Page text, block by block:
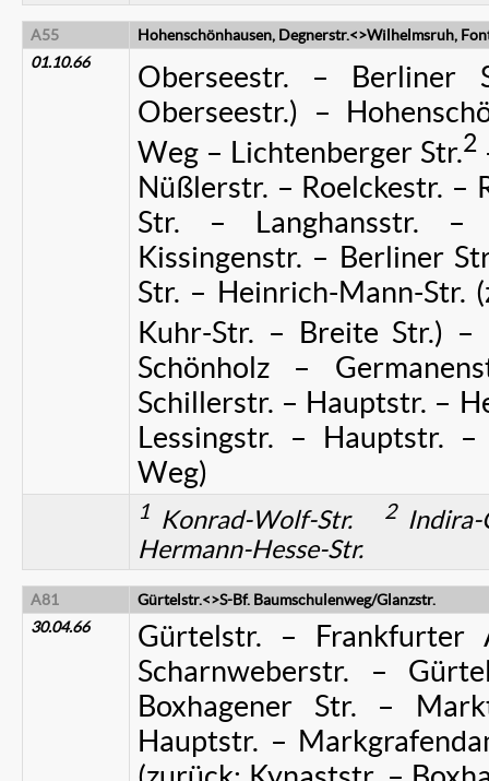
A55
Hohenschönhausen, Degnerstr.<>Wilhelmsruh,
01.10.66
Oberseestr. – Berliner
Oberseestr.) –
Weg – Lichtenberger Str.2
Nüßlerstr. – Roelckestr. –
Str. – Langhansstr. –
Kissingenstr. – Berliner
Str. – Heinrich-Mann-Str.
Kuhr-Str. – Breite Str.) –
Schönholz –
Schillerstr. – Hauptstr. –
Lessingstr. – Hauptstr.
Weg)
1 Konrad-Wolf-Str. 2
Hermann-Hesse-Str.
A81
Gürtelstr.<>S-Bf. Baumschulenweg/Glanzstr.
30.04.66
Gürtelstr. – Frankfurter
Scharnweberstr. –
Boxhagener Str. –
Hauptstr. –